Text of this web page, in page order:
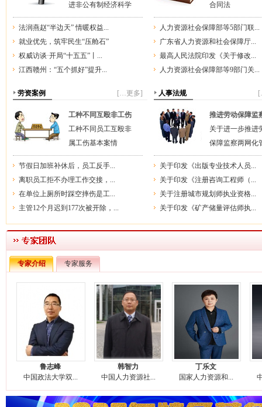
进非公有制经济科学
法润燕赵“半边天” 情暖权益...
就业优先，筑牢民生“压舱石”
权威访谈·开局“十五五”丨...
江西赣州：“五个抓好”提升...
合同法
人力资源社会保障部等5部门联...
广东省人力资源和社会保障厅...
最高人民法院印发《关于修改...
人力资源社会保障部等9部门关...
劳资案例 […更多]
工种不同互殴非工伤
工种不同员工互殴非
属工伤基本案情
节假日加班补休后，员工反手...
离职员工拒不办理工作交接，...
在单位上厕所时踩空摔伤是工...
主管12个月迟到177次被开除，...
人事法规
推进劳动保障监
关于进一步推进
保障监察两网化
关于印发《出版专业技术人员...
关于印发《注册咨询工程师（...
关于注册城市规划师执业资格...
关于印发《矿产储量评估师执...
专家介绍 专家服务
鲁志峰
中国政法大学双...
韩智力
中国人力资源社...
丁乐文
国家人力资源和...